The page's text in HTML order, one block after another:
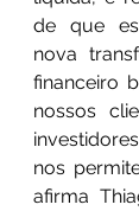
de que
nova
financeiro
nossos
nos
afirma